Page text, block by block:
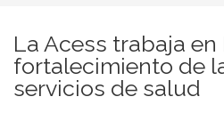
La Acess trabaja
fortalecimiento de
servicios de salud